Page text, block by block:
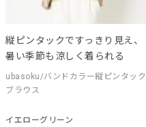
縦ピンタックですっきり見え、
暑い季節も涼しく着られる
ubasoku/バンドカラー縦ピンタック
ブラウス
イエローグリーン